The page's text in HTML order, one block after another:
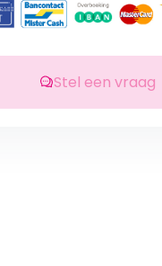
Stel een vraag